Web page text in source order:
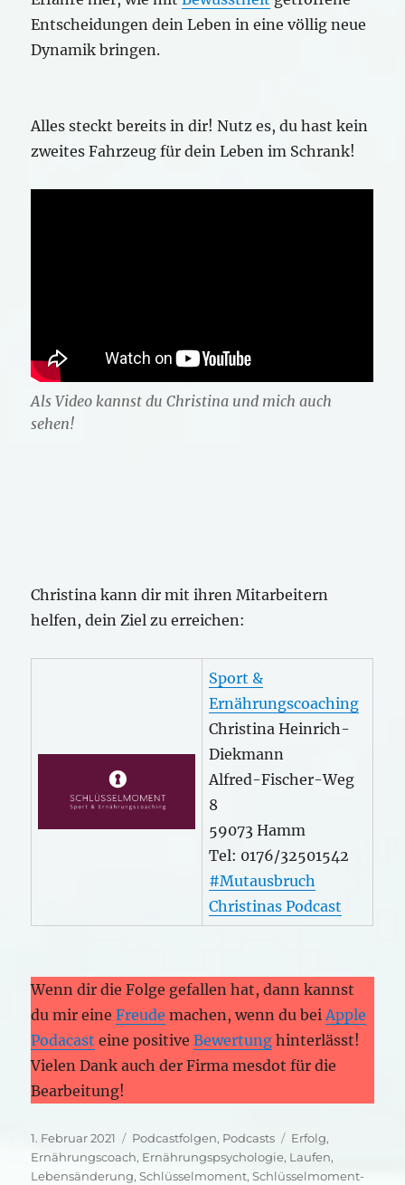
Entscheidungen dein Leben in eine völlig neue
Dynamik bringen.
Alles steckt bereits in dir! Nutz es, du hast kein
zweites Fahrzeug für dein Leben im Schrank!
Als Video kannst du Christina und mich auch
sehen!
Christina kann dir mit ihren Mitarbeitern
helfen, dein Ziel zu erreichen:
Sport &
Ernährungscoaching
Christina Heinrich-
Diekmann
Alfred-Fischer-Weg
8
59073 Hamm
Tel: 0176/32501542
#Mutausbruch
Christinas Podcast
Wenn dir die Folge gefallen hat, dann kannst
du mir eineFreude machen, wenn du beiApple
Podacast eine positiveBewertung hinterlässt!
Vielen Dank auch der Firma mesdot für die
Bearbeitung!
Veröffentlicht
am
1. Februar 2021 Kategorien
Podcastfolgen, Podcasts Schlagwörter
Erfolg,
Ernährungscoach, Ernährungspsychologie, Laufen,
Lebensänderung,Schlüsselmoment,Schlüsselmoment-